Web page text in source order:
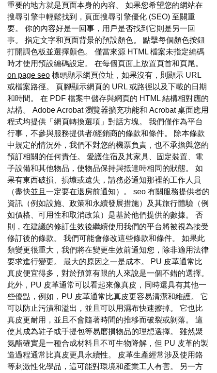
重要的地方就是頁面本身的內容。 如果您希望您的網站在
搜尋引擎中輕鬆找到，頁面搜尋引擎優化 (SEO) 至關重
要。 你的內容好是一回事，用戶是否找到它則是另一回
事。 指定文字和頁面背景的預設顏色。 點擊每個顏色按鈕
打開調色板並選擇顏色。 僅當來源 HTML 檔案未指定編碼
時才使用預設編碼設定。 在每個頁面上放置頁首和頁尾。
on page seo 標頭顯示網頁位址，如果沒有，則顯示 URL
或檔案路徑。 頁腳顯示網頁的 URL 或路徑以及下載的日期
和時間。 在 PDF 檔案中儲存與網頁的 HTML 結構相對應的
結構。 Adobe Acrobat 瀏覽器擴充功能和 Acrobat 桌面應用
程式均提供「網頁轉換選項」對話方塊。 我們僅作為平台
行事，不參與服務提供者/經銷商的條款和條件。 除本條款
中規定的情況外，我們不對您的機票負責，也不承擔與您的
預訂相關的任何責任。 愛護住宿及其家具、固定裝置、電
子設備和其他物品，使物品保持與抵達時相同的狀態。 如
果有東西破損、損壞或遺失，請務必通知那裡的工作人員
（盡快並且一定要在退房前通知）。 seo 有關服務提供者的
資訊（例如設施、政策和永續發展措施）及其旅行體驗（例
如價格、可用性和取消政策）是基於他們提供的數據。 否
則，在建議的修訂生效後繼續使用我們的平台將被視為接受
修訂後的條款。 我們可能會修改這些條款和條件。 如果此
類變更很重大，我們將在變更生效前通知您，除非適用法律
要求進行變更。 最大的原因之一是成本。 PU 皮革通常比
真皮便宜得多，對於預算有限的人來說是一個不錯的選擇。
此外，PU 皮革通常可以看起來像真皮，同時還具有其他一
些優點，例如，PU 皮革通常比真皮更容易清潔和維護。 它
可以防止污漬和溢出，並且可以用濕布快速擦掉。 它也比
真皮更耐用，並且不會隨著時間的推移而破裂或剝落。 這
使其成為鞋子或手提包等易磨損物品的理想選擇。 雖然聚
氨酯確實是一種合成材料且不可生物降解，但 PU 皮革的製
造過程通常比真皮更具永續性。 皮革生產經常涉及使用鉻
等刺激性化學品，這可能對環境和產業工人有害。 另一方